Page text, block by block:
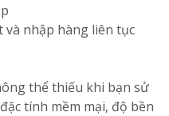
và nhập hàng liên tục
thể thiếu khi bạn sử
tính mềm mại, độ bền